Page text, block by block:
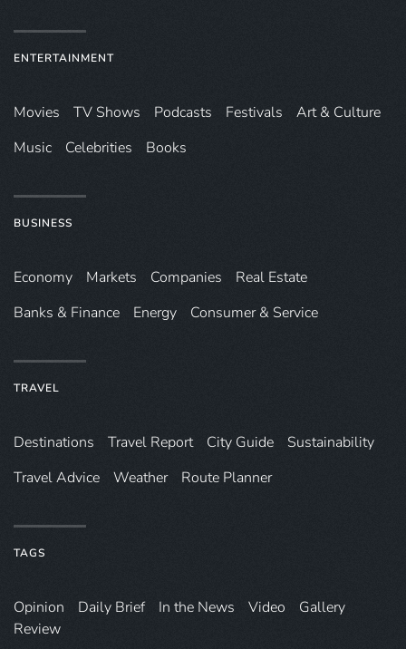
ENTERTAINMENT
Movies TV Shows Podcasts Festivals
Art & Culture
Music
Celebrities Books
BUSINESS
Economy Markets Companies
Real Estate
Banks & Finance
Energy Consumer & Service
TRAVEL
Destinations Travel Report City Guide
Sustainability
Travel Advice
Weather Route Planner
TAGS
Opinion Daily Brief In the News Video
Gallery
Review